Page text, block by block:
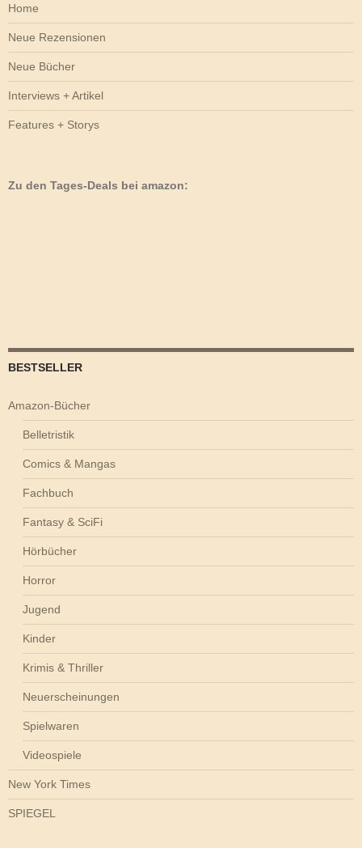
Home
Neue Rezensionen
Neue Bücher
Interviews + Artikel
Features + Storys
Zu den Tages-Deals bei amazon:
BESTSELLER
Amazon-Bücher
Belletristik
Comics & Mangas
Fachbuch
Fantasy & SciFi
Hörbücher
Horror
Jugend
Kinder
Krimis & Thriller
Neuerscheinungen
Spielwaren
Videospiele
New York Times
SPIEGEL